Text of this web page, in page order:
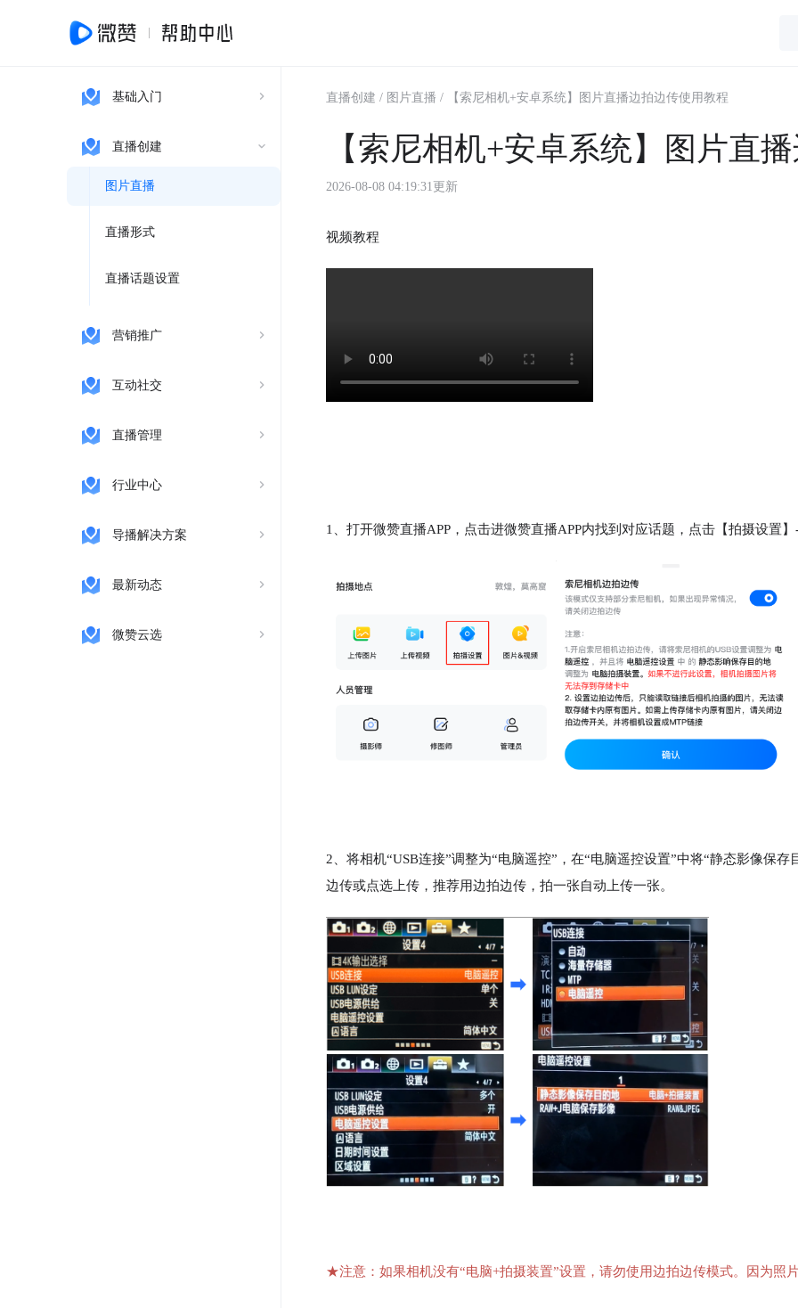
基础入门
直播创建
图片直播
直播形式
直播话题设置
营销推广
互动社交
直播管理
行业中心
导播解决方案
最新动态
微赞云选
直播创建 / 图片直播 / 【索尼相机+安卓系统】图片直播边拍边传使用教程
【索尼相机+安卓系统】图片直
2026-08-08 04:19:31更新
视频教程
1、打开微赞直播APP，点击进微赞直播APP内找到对应话题，点击【拍摄设置】
2、将相机“USB连接”调整为“电脑遥控”，在“电脑遥控设置”中将“静态影像保
边传或点选上传，推荐用边拍边传，拍一张自动上传一张。
★注意：如果相机没有“电脑+拍摄装置”设置，请勿使用边拍边传模式。因为照